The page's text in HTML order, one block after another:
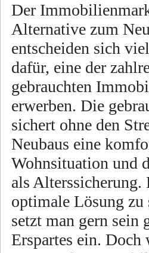
Der
Alternative zum
entscheiden sich
dafür, eine der
gebrauchten
erwerben. Die
sichert ohne den
Neubaus eine
Wohnsituation und
als Alterssicherung.
optimale Lösung zu
setzt man gern sein
Erspartes ein. Doch